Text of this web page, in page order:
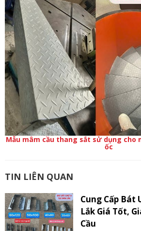
Mẫu mâm cầu thang sắt sử dụng cho
ốc
TIN LIÊN QUAN
Cung Cấp Bát
Lắk Giá Tốt,
Cầu